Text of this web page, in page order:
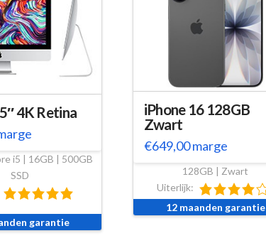
4K Retina
i5 | 16GB | 500GB
SSD
garantie
iPhone 16 128GB
Zwart
€649,00marge
128GB | Zwart
Uiterlijk:
12 maanden garantie